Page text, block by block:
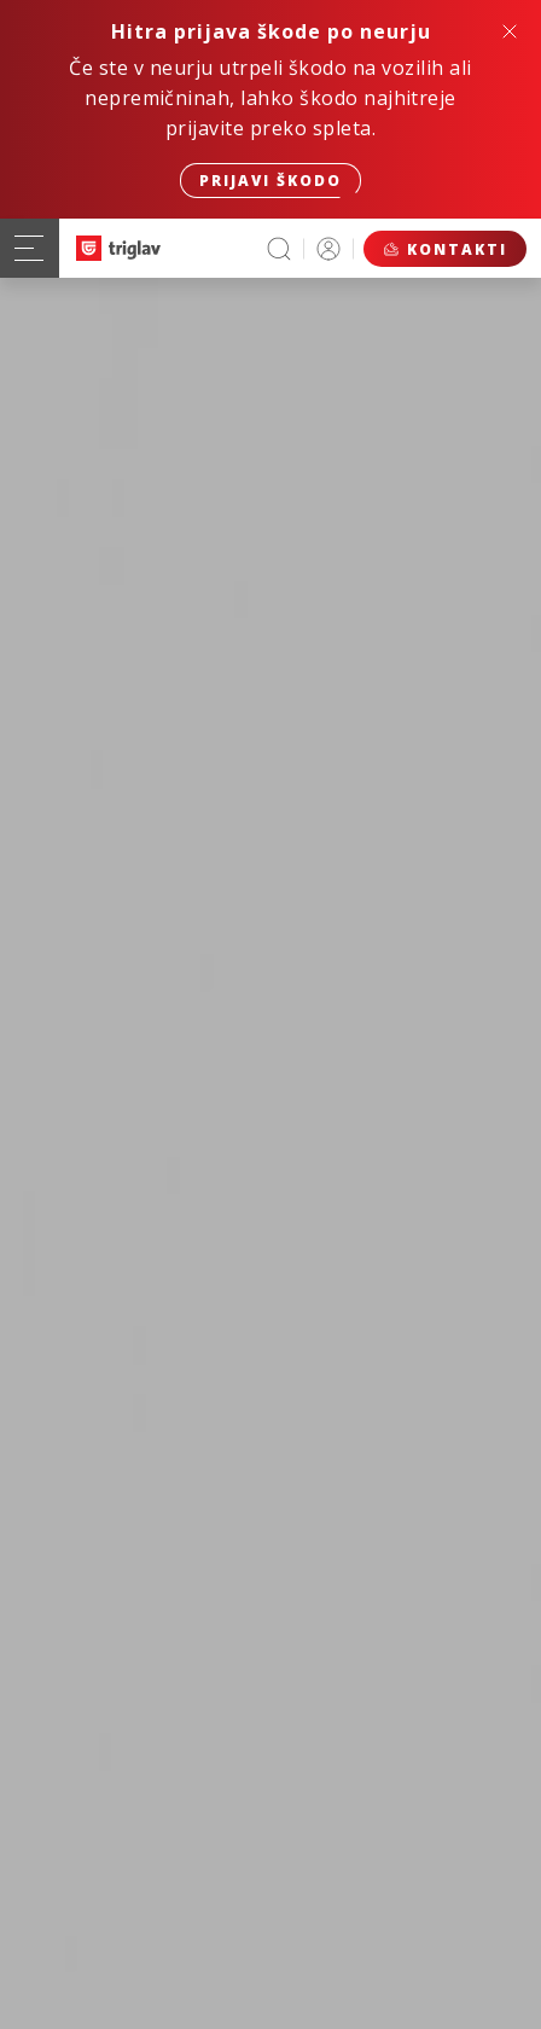
Hitra prijava škode po neurju
Če ste v neurju utrpeli škodo na vozilih ali
nepremičninah, lahko škodo najhitreje
prijavite preko spleta.
PRIJAVI ŠKODO
KONTAKTI